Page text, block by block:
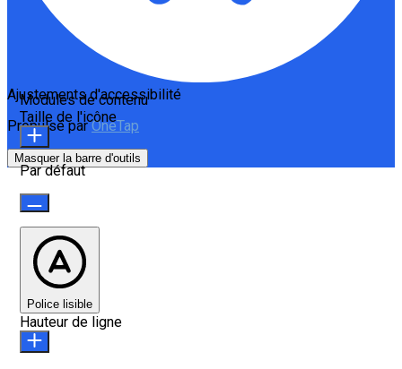
Ajustements d'accessibilité
Propulsé parOneTap
Masquer la barre d'outils
Modules de contenu
Taille de l'icône
Par défaut
Police lisible
Hauteur de ligne